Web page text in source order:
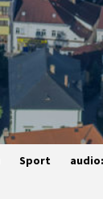
Sport audio: